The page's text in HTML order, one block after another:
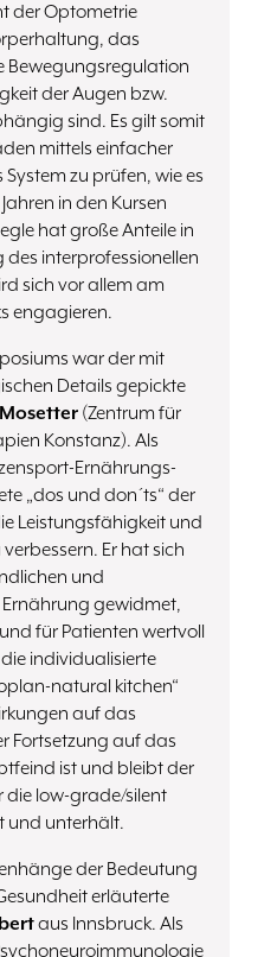
der Optometrie
das
Bewegungsregulation
der Augen bzw.
sind. Es gilt somit
mittels einfacher
zu prüfen, wie es
in den Kursen
hat große Anteile in
interprofessionellen
sich vor allem am
engagieren.
war der mit
Details gepickte
(Zentrum für
Konstanz). Als
Ernährungs-
„dos und don´ts“ der
Leistungsfähigkeit und
Er hat sich
und
gewidmet,
für Patienten wertvoll
die individualisierte
natural kitchen“
auf das
Fortsetzung auf das
ist und bleibt der
die low-grade/silent
und unterhält.
der Bedeutung
erläuterte
aus Innsbruck. Als